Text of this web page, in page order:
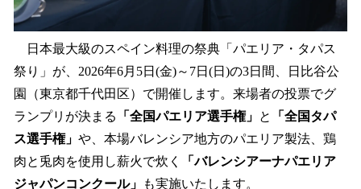
日本最大級のスペイン料理の祭典「パエリア・タパス
祭り」が、2026年6月5日(金)～7日(日)の3日間、日比谷公
園（東京都千代田区）で開催します。来場者の投票でグ
ランプリが決まる
「全国パエリア選手権」 と
「全国タパ
ス選手権」 や、本場バレンシア地方のパエリア製法、鶏
肉と兎肉を使用し薪火で炊く
「バレンシアーナパエリア
ジャパンコンクール」
も実施いたします。